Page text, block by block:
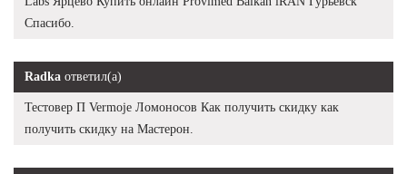
Спасибо.
Radka ответил(а)
Тестовер П Vermoje Ломоносов Как получить скидку как
получить скидку на Мастерон.